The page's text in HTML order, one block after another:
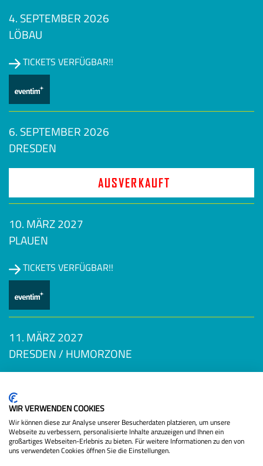
4. SEPTEMBER 2026
LÖBAU
TICKETS VERFÜGBAR!!
6. SEPTEMBER 2026
DRESDEN
AUSVERKAUFT
10. MÄRZ 2027
PLAUEN
TICKETS VERFÜGBAR!!
11. MÄRZ 2027
DRESDEN / HUMORZONE
WIR VERWENDEN COOKIES
Wir können diese zur Analyse unserer Besucherdaten platzieren, um unsere
Webseite zu verbessern, personalisierte Inhalte anzuzeigen und Ihnen ein
großartiges Webseiten-Erlebnis zu bieten. Für weitere Informationen zu den von
uns verwendeten Cookies öffnen Sie die Einstellungen.